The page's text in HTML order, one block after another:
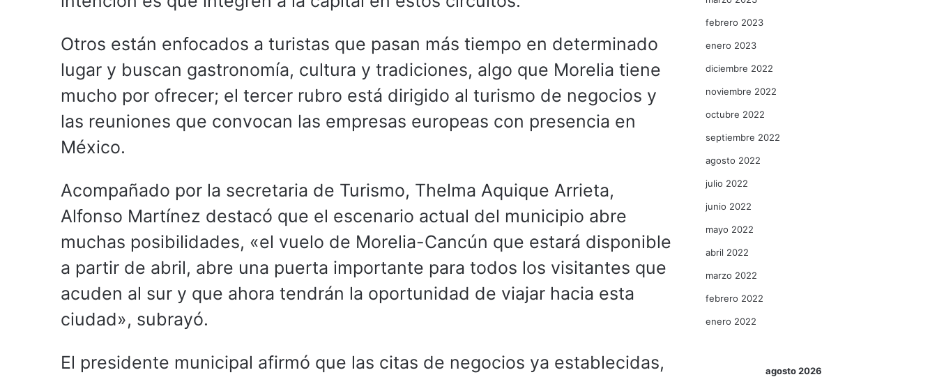
Otros están enfocados a turistas que pasan más tiempo en determinado
lugar y buscan gastronomía, cultura y tradiciones, algo que Morelia tiene
mucho por ofrecer; el tercer rubro está dirigido al turismo de negocios y
las reuniones que convocan las empresas europeas con presencia en
México.
Acompañado por la secretaria de Turismo, Thelma Aquique Arrieta,
Alfonso Martínez destacó que el escenario actual del municipio abre
muchas posibilidades, «el vuelo de Morelia-Cancún que estará disponible
a partir de abril, abre una puerta importante para todos los visitantes que
acuden al sur y que ahora tendrán la oportunidad de viajar hacia esta
ciudad», subrayó.
El presidente municipal afirmó que las citas de negocios ya establecidas,
febrero 2023
enero 2023
diciembre 2022
noviembre 2022
octubre 2022
septiembre 2022
agosto 2022
julio 2022
junio 2022
mayo 2022
abril 2022
marzo 2022
febrero 2022
enero 2022
agosto 2026